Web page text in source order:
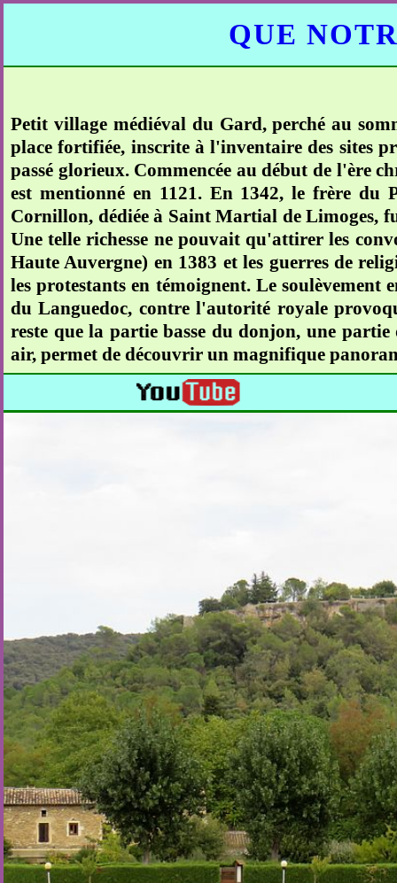
QUE
Petit village médiéval du Gard, perché au
place fortifiée, inscrite à l'inventaire des sites
passé glorieux. Commencée au début de l'ère
est mentionné en 1121. En 1342, le frère
Cornillon, dédiée à Saint Martial de Limoges,
Une telle richesse ne pouvait qu'attirer les
Haute Auvergne) en 1383 et les guerres de
les protestants en témoignent. Le
du Languedoc, contre l'autorité royale
reste que la partie basse du donjon, une
air, permet de découvrir un magnifique